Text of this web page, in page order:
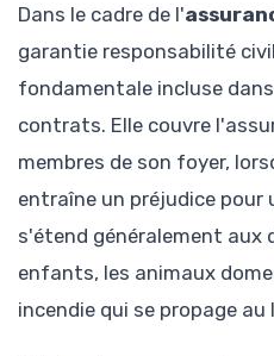
Dans le cadre de l'
garantie responsabilité
fondamentale incluse
contrats. Elle couvre
membres de son foyer,
entraîne un préjudice
s'étend généralement aux
enfants, les animaux
incendie qui se propage